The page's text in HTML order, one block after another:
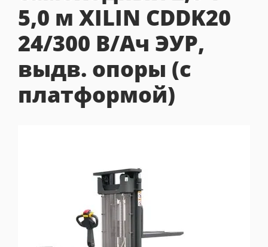
5,0 м XILIN CDDK20
24/300 В/Ач ЭУР,
выдв. опоры (с
платформой)